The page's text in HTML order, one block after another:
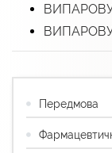
Передмова